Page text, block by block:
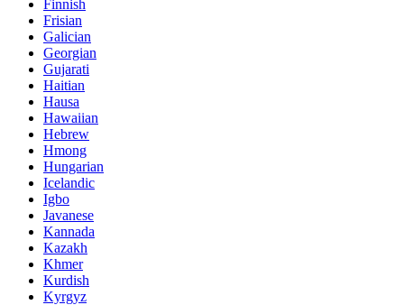
Finnish
Frisian
Galician
Georgian
Gujarati
Haitian
Hausa
Hawaiian
Hebrew
Hmong
Hungarian
Icelandic
Igbo
Javanese
Kannada
Kazakh
Khmer
Kurdish
Kyrgyz